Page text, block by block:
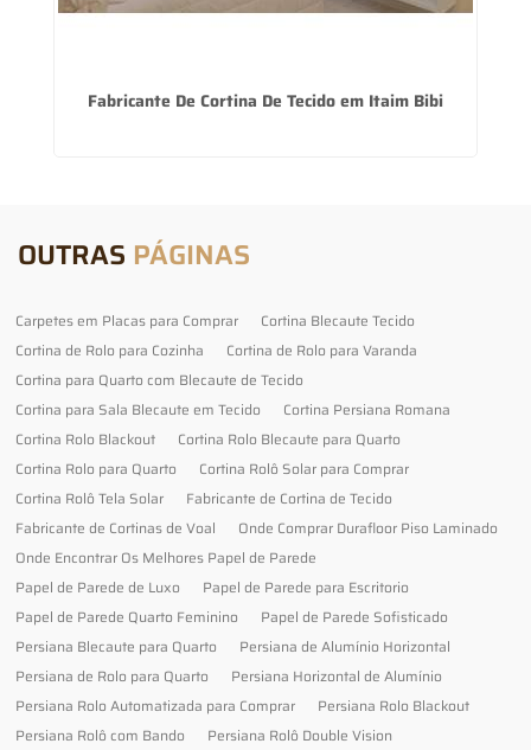
Fabricante De Cortina De Tecido em Itaim Bibi
OUTRAS PÁGINAS
Carpetes em Placas para Comprar
Cortina Blecaute Tecido
Cortina de Rolo para Cozinha
Cortina de Rolo para Varanda
Cortina para Quarto com Blecaute de Tecido
Cortina para Sala Blecaute em Tecido
Cortina Persiana Romana
Cortina Rolo Blackout
Cortina Rolo Blecaute para Quarto
Cortina Rolo para Quarto
Cortina Rolô Solar para Comprar
Cortina Rolô Tela Solar
Fabricante de Cortina de Tecido
Fabricante de Cortinas de Voal
Onde Comprar Durafloor Piso Laminado
Onde Encontrar Os Melhores Papel de Parede
Papel de Parede de Luxo
Papel de Parede para Escritorio
Papel de Parede Quarto Feminino
Papel de Parede Sofisticado
Persiana Blecaute para Quarto
Persiana de Alumínio Horizontal
Persiana de Rolo para Quarto
Persiana Horizontal de Alumínio
Persiana Rolo Automatizada para Comprar
Persiana Rolo Blackout
Persiana Rolô com Bando
Persiana Rolô Double Vision